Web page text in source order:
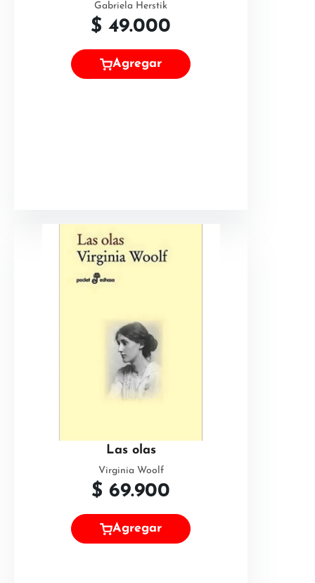
Gabriela Herstik
$ 49.000
Agregar
Las olas
Virginia Woolf
$ 69.900
Agregar